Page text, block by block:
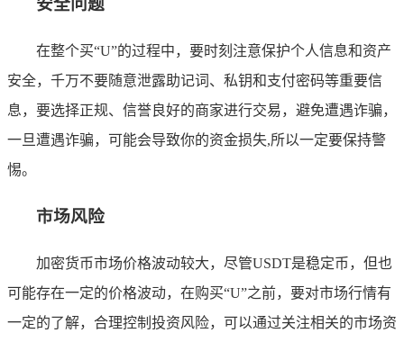
安全问题
在整个买“U”的过程中，要时刻注意保护个人信息和资产
安全，千万不要随意泄露助记词、私钥和支付密码等重要信
息，要选择正规、信誉良好的商家进行交易，避免遭遇诈骗，
一旦遭遇诈骗，可能会导致你的资金损失,所以一定要保持警
惕。
市场风险
加密货币市场价格波动较大，尽管USDT是稳定币，但也
可能存在一定的价格波动，在购买“U”之前，要对市场行情有
一定的了解，合理控制投资风险，可以通过关注相关的市场资